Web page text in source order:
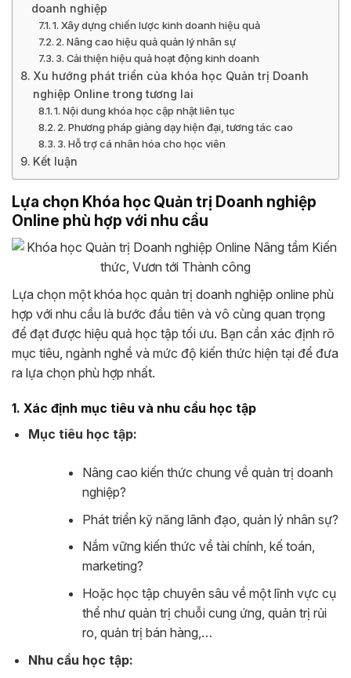
doanh nghiệp
1. Xây dựng chiến lược kinh doanh hiệu quả
2. Nâng cao hiệu quả quản lý nhân sự
3. Cải thiện hiệu quả hoạt động kinh doanh
Xu hướng phát triển của khóa học Quản trị Doanh
nghiệp Online trong tương lai
1. Nội dung khóa học cập nhật liên tục
2. Phương pháp giảng dạy hiện đại, tương tác cao
3. Hỗ trợ cá nhân hóa cho học viên
Kết luận
Lựa chọn Khóa học Quản trị Doanh nghiệp
Online phù hợp với nhu cầu
Lựa chọn một khóa học quản trị doanh nghiệp online phù
hợp với nhu cầu là bước đầu tiên và vô cùng quan trọng
để đạt được hiệu quả học tập tối ưu. Bạn cần xác định rõ
mục tiêu, ngành nghề và mức độ kiến thức hiện tại để đưa
ra lựa chọn phù hợp nhất.
1. Xác định mục tiêu và nhu cầu học tập
Mục tiêu học tập:
Nâng cao kiến thức chung về quản trị doanh
nghiệp?
Phát triển kỹ năng lãnh đạo, quản lý nhân sự?
Nắm vững kiến thức về tài chính, kế toán,
marketing?
Hoặc học tập chuyên sâu về một lĩnh vực cụ
thể như quản trị chuỗi cung ứng, quản trị rủi
ro, quản trị bán hàng,…
Nhu cầu học tập: